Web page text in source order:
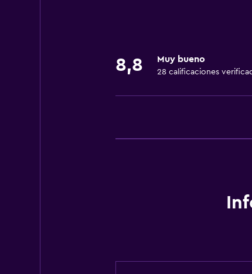
Estacionamiento y transporte
Secador de pelo
8,8 Muy bueno
28 calificaciones